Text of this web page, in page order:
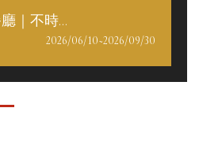
｜不時不
2026/06/10~2026/09/30